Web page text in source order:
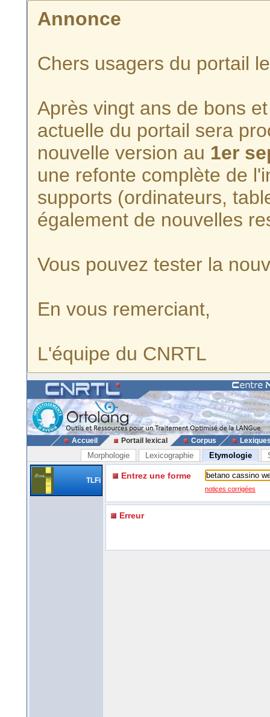
Annonce
Chers usagers du portail
Après vingt ans de bons
actuelle du portail sera
nouvelle version au 1er
une refonte complète de
supports (ordinateurs,
également de nouvelles
Vous pouvez tester la
En vous remerciant,
L'équipe du CNRTL
Accueil Portail lexical Corpus
Morphologie Lexicographie Etymologie
TLFi Entrez une forme
notices corrigées
Erreur